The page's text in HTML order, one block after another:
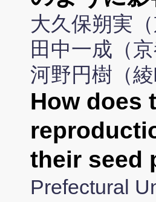
大久保朔実
田中一成（
河野円樹（綾
How does
their seed
Prefectural